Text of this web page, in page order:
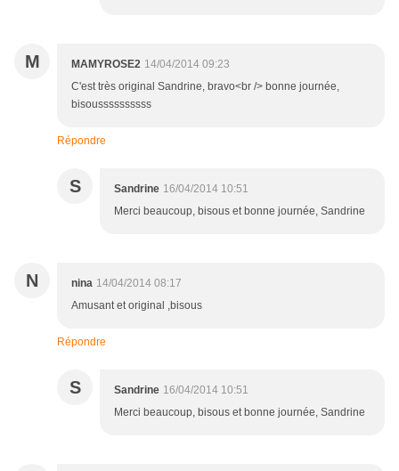
M MAMYROSE2 14/04/2014 09:23
C'est très original Sandrine, bravo<br /> bonne journée,
bisoussssssssss
Répondre
S Sandrine 16/04/2014 10:51
Merci beaucoup, bisous et bonne journée, Sandrine
N nina 14/04/2014 08:17
Amusant et original ,bisous
Répondre
S Sandrine 16/04/2014 10:51
Merci beaucoup, bisous et bonne journée, Sandrine